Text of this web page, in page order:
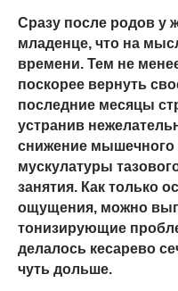
Сразу после родов у
младенце, что на
времени. Тем не
поскорее вернуть
последние месяцы
устранив
снижение мышечного
мускулатуры
занятия. Как только
ощущения, можно
тонизирующие
делалось кесарево
чуть дольше.